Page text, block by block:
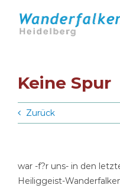
Inhalt
springen
Keine Spur
Zurück
war -f?r uns- in den
Heiliggeist-